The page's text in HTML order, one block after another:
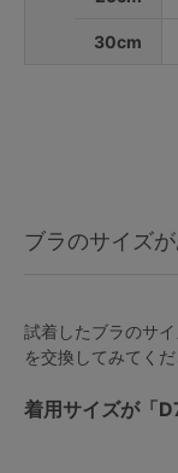
30cm
ブラのサイズ
試着したブラのサ
を交換してみてくだ
着用サイズが「